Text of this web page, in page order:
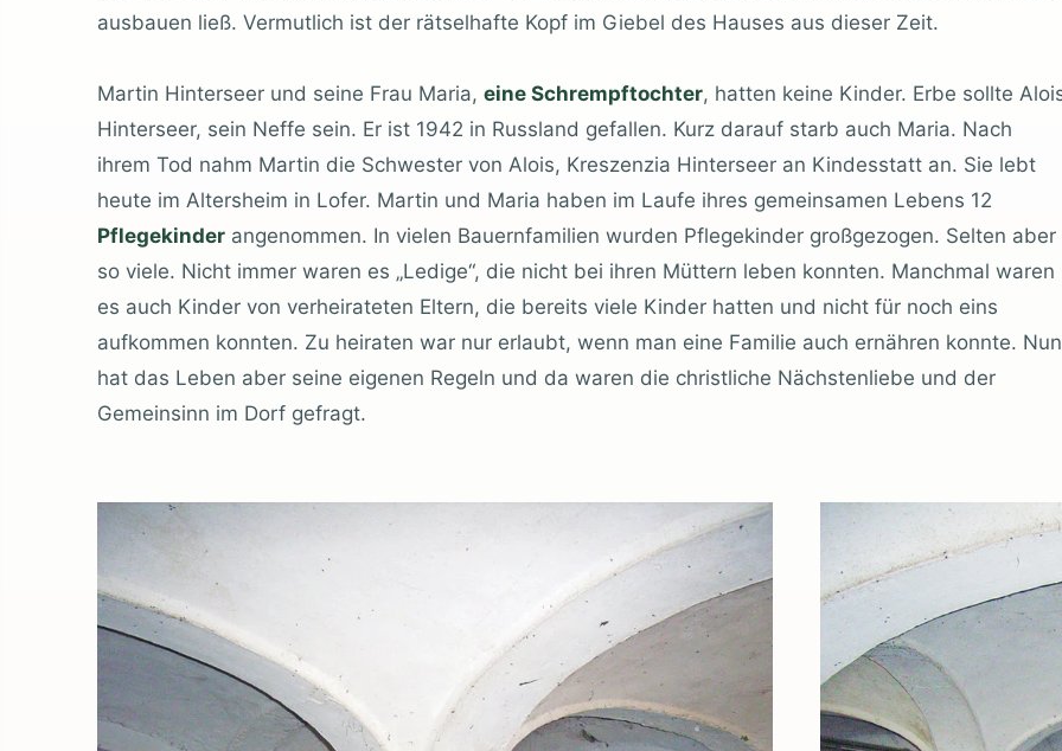
ausbauen ließ. Vermutlich ist der rätselhafte Kopf im Giebel des Hauses aus dieser Zeit.
Martin Hinterseer und seine Frau Maria, eine Schrempftochter, hatten keine Kinder. Erbe sollte
Hinterseer, sein Neffe sein. Er ist 1942 in Russland gefallen. Kurz darauf starb auch Maria. Nach
ihrem Tod nahm Martin die Schwester von Alois, Kreszenzia Hinterseer an Kindesstatt an. Sie lebt
heute im Altersheim in Lofer. Martin und Maria haben im Laufe ihres gemeinsamen Lebens 12
Pflegekinder angenommen. In vielen Bauernfamilien wurden Pflegekinder großgezogen. Selten aber
so viele. Nicht immer waren es „Ledige“, die nicht bei ihren Müttern leben konnten. Manchmal waren
es auch Kinder von verheirateten Eltern, die bereits viele Kinder hatten und nicht für noch eins
aufkommen konnten. Zu heiraten war nur erlaubt, wenn man eine Familie auch ernähren konnte. Nun
hat das Leben aber seine eigenen Regeln und da waren die christliche Nächstenliebe und der
Gemeinsinn im Dorf gefragt.